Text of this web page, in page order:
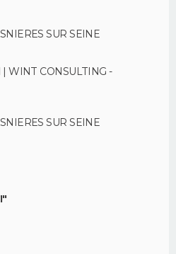
SUR SEINE
| WINT CONSULTING -
SUR SEINE